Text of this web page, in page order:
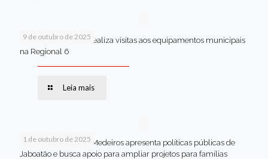
9 de outubro de 2025
Van dos secretários realiza visitas aos equipamentos municipais
na Regional 6
Leia mais
1 de outubro de 2025
Em Brasília, Andréa Medeiros apresenta políticas públicas de
Jaboatão e busca apoio para ampliar projetos para famílias